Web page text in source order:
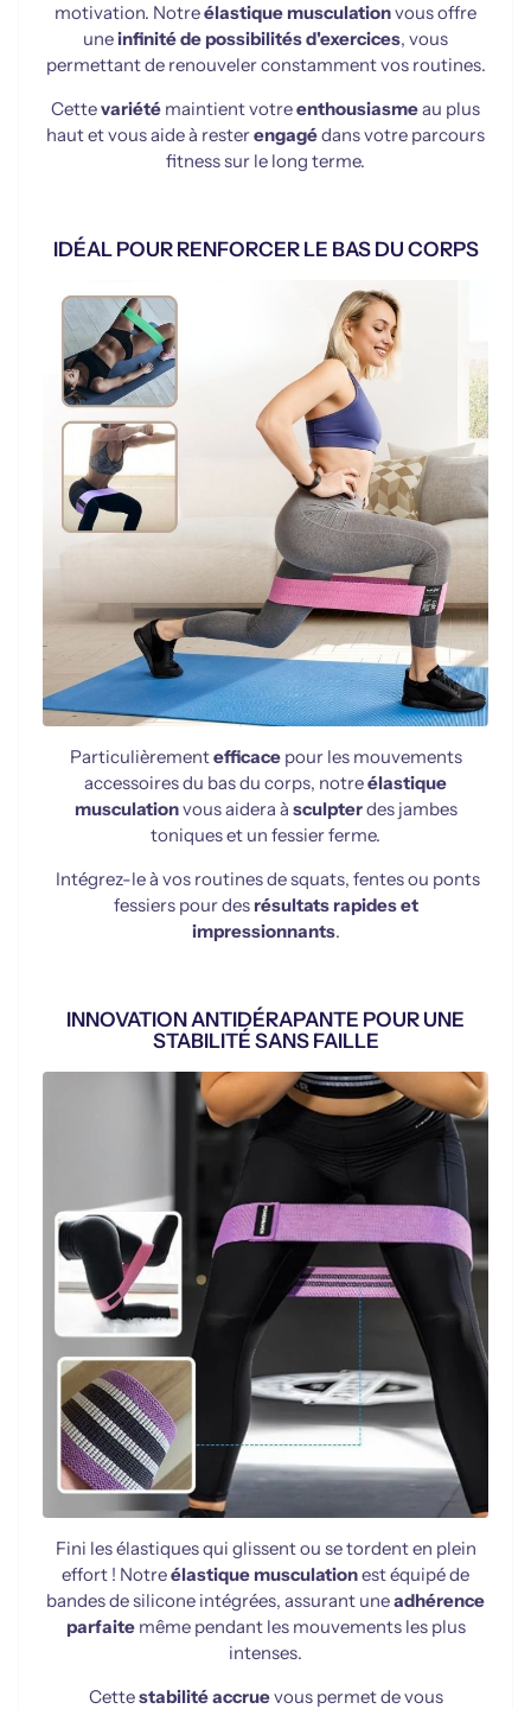
motivation. Notreélastique musculationvous offre
uneinfinité de possibilités d'exercices, vous
permettant de renouveler constamment vos routines.
Cettevariété maintient votreenthousiasmeau plus
haut et vous aide à resterengagédans votre parcours
fitness sur le long terme.
IDÉAL POUR RENFORCER LE BAS DU CORPS
Particulièrementefficace pour les mouvements
accessoires du bas du corps, notreélastique
musculationvous aidera à sculpterdes jambes
toniques et un fessier ferme.
Intégrez-le à vos routines de squats, fentes ou ponts
fessiers pour des résultats rapides et
impressionnants.
INNOVATION ANTIDÉRAPANTE POUR UNE
STABILITÉ SANS FAILLE
Fini les élastiques qui glissent ou se tordent en plein
effort ! Notreélastique musculationest équipé de
bandes de silicone intégrées, assurant uneadhérence
parfaitemême pendant les mouvements les plus
intenses.
Cettestabilité accruevous permet de vous